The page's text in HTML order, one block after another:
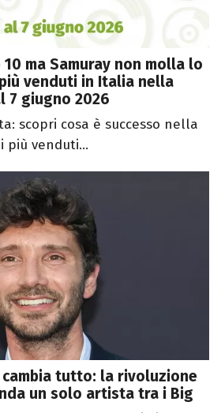
ma Samuray non molla lo
venduti in Italia nella
7 giugno 2026
scopri cosa è successo nella
più venduti...
cambia tutto: la rivoluzione
un solo artista tra i Big